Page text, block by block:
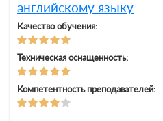
английскому языку
Качество обучения:
Техническая оснащенность:
Компетентность преподавателей: